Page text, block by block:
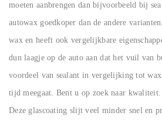
moeten aanbrengen dan bijvoorbeeld bij
autowax goedkoper dan de andere
wax en heeft ook vergelijkbare
dun laagje op de auto aan dat het vuil van
voordeel van sealant in vergelijking tot
tijd meegaat. Bent u op zoek naar
Deze glascoating slijt veel minder snel en